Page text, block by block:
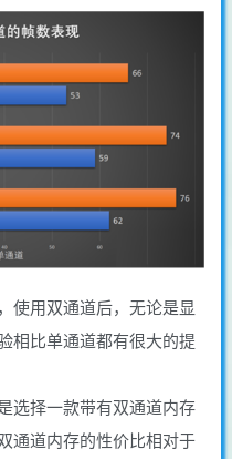
使用双通道后，无论是显
相比单通道都有很大的提
选择一款带有双通道内存
通道内存的性价比相对于